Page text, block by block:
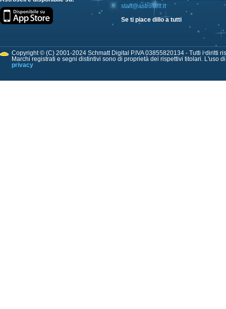
staff@astrosell.it
Se ti piace dillo a tutti
Copyright © (C) 2001-2024 Schmatt Digital P.IVA 03855820134 - Tutti i diritti
Marchi registrati e segni distintivi sono di proprietà dei rispettivi titolari. L'uso
privacy